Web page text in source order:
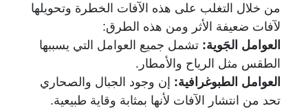
من خلال التغلب على هذه الآفات الخطرة وتحويلها
لآفات ضعيفة الأثر ومن هذه الطرق:
العوامل الجَوية: تشمل جميع العوامل التي يسببها
الطقس مثل الرياح والأمطار.
العوامل الطبوغرافية: إن وجود الجبال والصحاري
تحد من انتشار الآفات لأنها بمثابة وقاية طبيعية.